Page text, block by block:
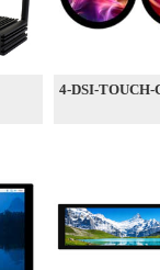
4-DSI-TOUCH-